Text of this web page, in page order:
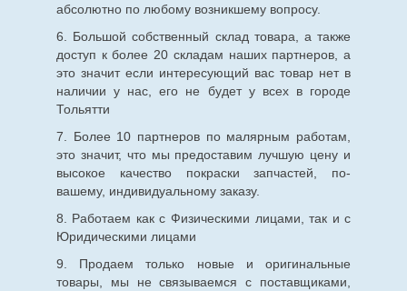
абсолютно по любому возникшему вопросу.
6. Большой собственный склад товара, а также
доступ к более 20 складам наших партнеров, а
это значит если интересующий вас товар нет в
наличии у нас, его не будет у всех в городе
Тольятти
7. Более 10 партнеров по малярным работам,
это значит, что мы предоставим лучшую цену и
высокое качество покраски запчастей, по-
вашему, индивидуальному заказу.
8. Работаем как с Физическими лицами, так и с
Юридическими лицами
9. Продаем только новые и оригинальные
товары, мы не связываемся с поставщиками,